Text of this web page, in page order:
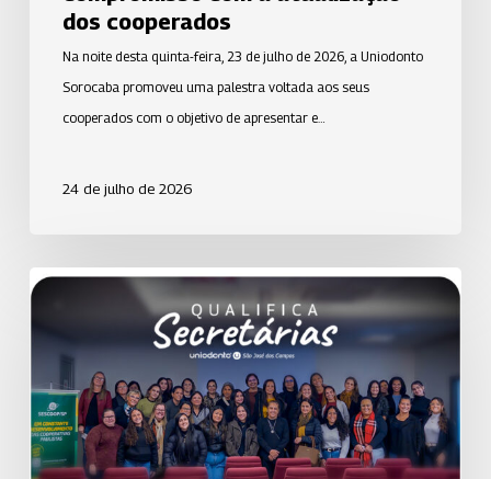
atualização
cooperados
dos cooperados
Na noite desta quinta-feira, 23 de julho de 2026, a Uniodonto
Sorocaba promoveu uma palestra voltada aos seus
cooperados com o objetivo de apresentar e…
24 de julho de 2026
Qualifica
da
Uniodonto
de
São
José